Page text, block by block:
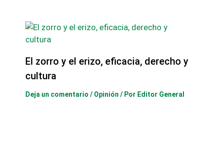
El zorro y el erizo, eficacia, derecho y
cultura
Deja un comentario / Opinión / Por Editor General